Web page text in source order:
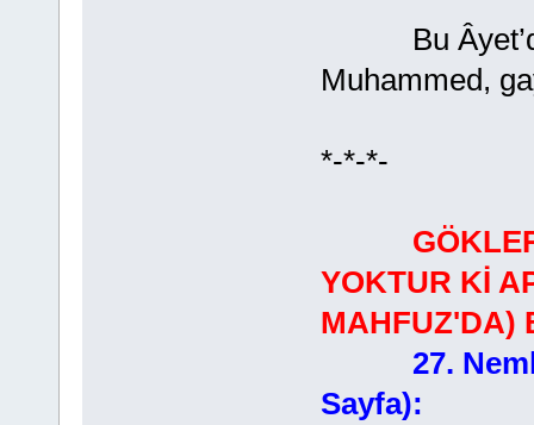
Bu Âyet’de
Muhammed,
*-*-*-
YOKTUR Kİ
MAHFUZ'DA)
27.
Sayfa):